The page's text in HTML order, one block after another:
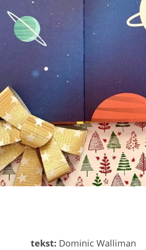
tekst: Dominic Walliman